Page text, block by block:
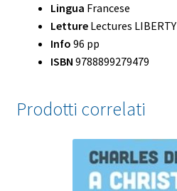
Lingua Francese
LettureLectures LIBERTY
Info 96 pp
ISBN 9788899279479
Prodotti correlati